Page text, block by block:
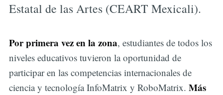
Estatal de las Artes (CEART Mexicali).
Por primera vez en la zona, estudiantes de todos los
niveles educativos tuvieron la oportunidad de
participar en las competencias internacionales de
ciencia y tecnología InfoMatrix y RoboMatrix. Más